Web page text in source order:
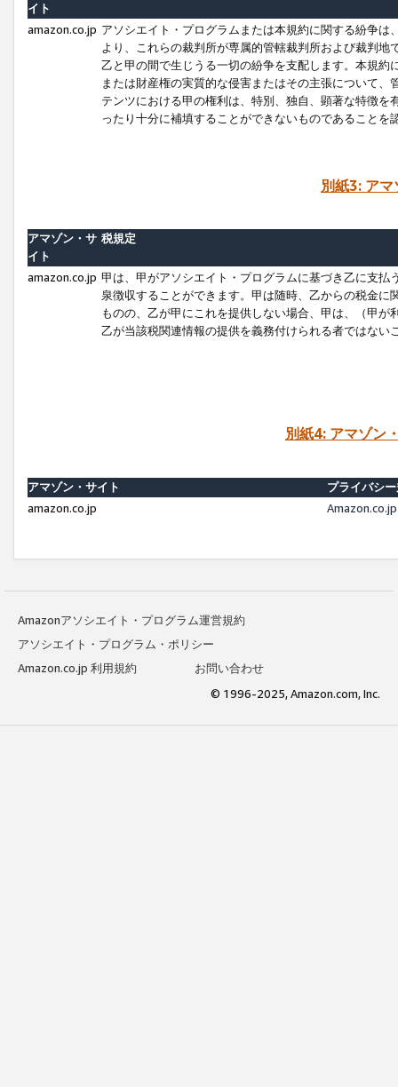
イト
amazon.co.jp アソシエイト・プログラムまたは本規約に関する紛争
より、これらの裁判所が専属的管轄裁判所および裁判
乙と甲の間で生じうる一切の紛争を支配します。本規
または財産権の実質的な侵害またはその主張について
テンツにおける甲の権利は、特別、独自、顕著な特徴
ったり十分に補填することができないものであることを
別紙3: ア
アマゾン・サ
イト
税規定
amazon.co.jp 甲は、甲がアソシエイト・プログラムに基づき乙に支
泉徴収することができます。甲は随時、乙からの税金
ものの、乙が甲にこれを提供しない場合、甲は、（甲
乙が当該税関連情報の提供を義務付けられる者ではな
別紙4: アマゾン
アマゾン・サイト
プライバシ
amazon.co.jp
Amazonアソシエイト・プログラム運営規約
アソシエイト・プログラム・ポリシー
Amazon.co.jp 利用規約
お問い合わせ
© 1996-2025, Amazon.com, Inc.